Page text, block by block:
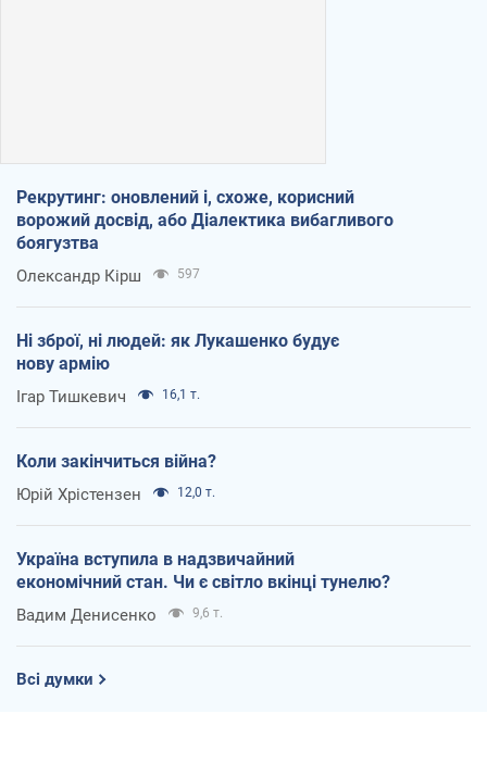
Рекрутинг: оновлений і, схоже, корисний
ворожий досвід, або Діалектика вибагливого
боягузтва
Олександр Кірш 597
Ні зброї, ні людей: як Лукашенко будує
нову армію
Ігар Тишкевич 16,1 т.
Коли закінчиться війна?
Юрій Хрістензен 12,0 т.
Україна вступила в надзвичайний
економічний стан. Чи є світло вкінці тунелю?
Вадим Денисенко 9,6 т.
Всі думки